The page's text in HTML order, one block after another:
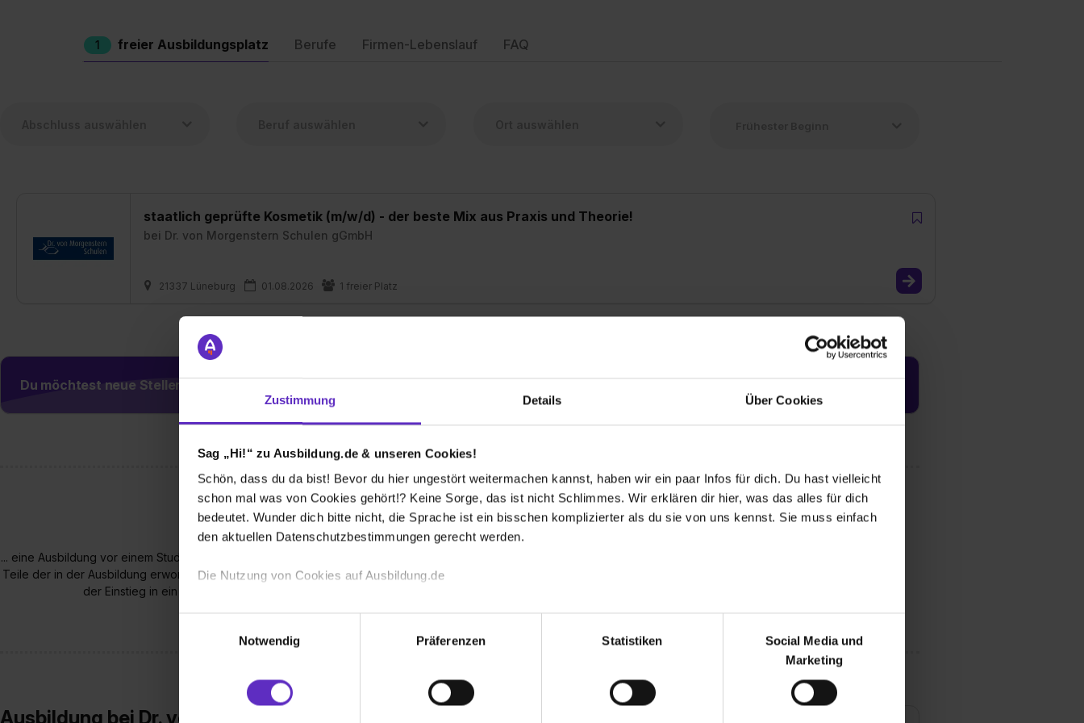
Zustimmung Details Über Cookies
Sag „Hi!“ zu Ausbildung.de & unseren Cookies!
Schön, dass du da bist! Bevor du hier ungestört weitermachen kannst, haben wir ein paar Infos für dich. Du hast vielleicht
schon mal was von Cookies gehört!? Keine Sorge, das ist nicht Schlimmes. Wir erklären dir hier, was das alles für dich
bedeutet. Wunder dich bitte nicht, die Sprache ist ein bisschen komplizierter als du sie von uns kennst. Sie muss einfach
den aktuellen Datenschutzbestimmungen gerecht werden.
Die Nutzung von Cookies auf Ausbildung.de
Wir verwenden Cookies zur technischen Funktion unserer Webseite („Notwendig“), um von dir bei Benutzung der
Webseite getroffenen Einstellungen zu speichern ( „Präferenzen“), die Zugriffe auf unsere Webseite zu analysieren
(„Statistiken“), um Informationen zu deiner Verwendung unserer Website an unsere Partner für soziale Medien, Werbung
Partner führen diese Informationen möglicherweise mit weiteren Daten zusammen, die du ihnen bereitgestellt hast oder die
Notwendig
Präferenzen Statistiken
Social Media und
Marketing
1 freier Ausbildungsplatz Berufe Firmen-Lebenslauf FAQ
staatlich geprüfte Kosmetik (m/w/d) - der beste Mix aus Praxis und Theorie!
bei Dr. von Morgenstern Schulen gGmbH
21337 Lüneburg 01.08.2026 1 freier Platz
Du möchtest neue Stellen automatisch zugeschickt bekommen?
Wusstest du schon, dass...
... eine Ausbildung vor einem Studium viel Sinn machen kann? Viele Universitäten und Hochschulen erkennen
Teile der in der Ausbildung erworbenen beruflichen Kompetenzen für den Studiengang an - oftmals verläuft
der Einstieg in ein Studium so entspannter und die Studiendauer verkürzt sich.
Ausbildung bei Dr. von Morgenstern Schulen gGmbH